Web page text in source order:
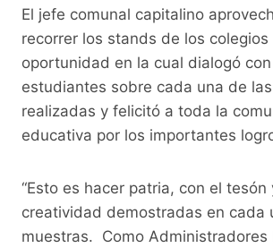
El jefe comunal capitalino
recorrer los stands de los
oportunidad en la cual dialogó
estudiantes sobre cada una de
realizadas y felicitó a toda la
educativa por los importantes
“Esto es hacer patria, con el tesón
creatividad demostradas en cada
muestras. Como Administradores